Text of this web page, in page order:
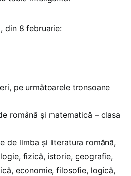
din 8 februarie:
pe următoarele tronsoane
română şi matematică – clasa
de limba și literatura română,
fizică, istorie, geografie,
economie, filosofie, logică,